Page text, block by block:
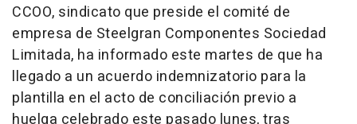
CCOO, sindicato que preside el comité de
empresa de Steelgran Componentes Sociedad
Limitada, ha informado este martes de que ha
llegado a un acuerdo indemnizatorio para la
plantilla en el acto de conciliación previo a
huelga celebrado este pasado lunes, tras